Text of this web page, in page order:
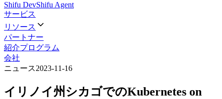
Shifu DevShifu Agent
サービス
リソース
パートナー
紹介プログラム
会社
ニュース2023-11-16
イリノイ州シカゴでのKubernetes on